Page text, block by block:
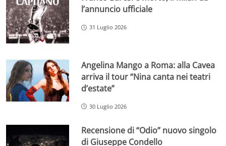
l’annuncio ufficiale
31 Luglio 2026
Angelina Mango a Roma: alla Cavea
arriva il tour “Nina canta nei teatri
d’estate”
30 Luglio 2026
Recensione di “Odio” nuovo singolo
di Giuseppe Condello